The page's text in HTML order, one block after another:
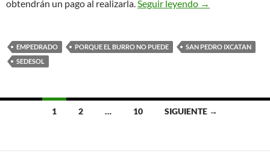
obtendrán un pago al realizarla.Seguir leyendo PORQUE EL
→
EMPEDRADO PORQUE EL BURRO NO PUEDE
SAN PEDRO IXCATAN
SEDESOL
las
1 2 … 10 SIGUIENTE →